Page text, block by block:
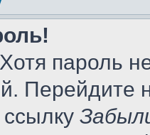
пароль
Перейдите